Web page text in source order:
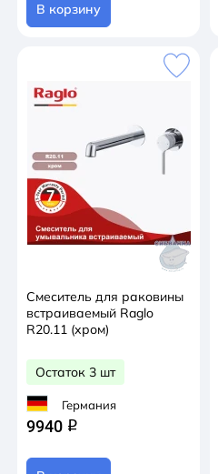
В корзину
Смеситель для раковины
встраиваемый Raglo
R20.11 (хром)
Остаток 3 шт
Германия
9940 q